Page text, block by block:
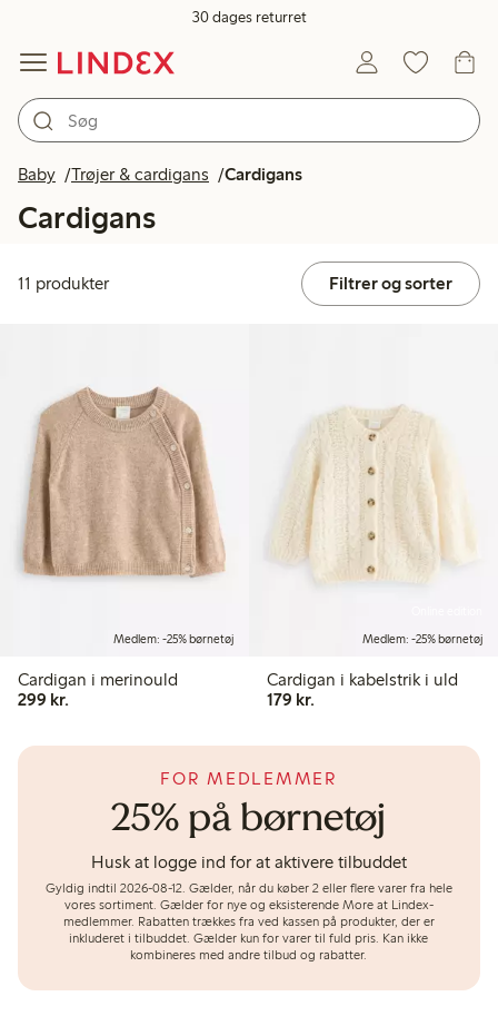
30 dages returret
Baby Trøjer & cardigans Cardigans
Cardigans
11 produkter Filtrer og sorter
Medlem: -25% børnetøj
Cardigan i merinould
299 kr.
Medlem: -25% børnetøj
Cardigan i kabelstrik i uld
179 kr.179,00 kr.
25% på børnetøj
FOR MEDLEMMER
Husk at logge ind for at aktivere tilbuddet
Gyldig indtil 2026-08-12. Gælder, når du køber 2 eller flere varer fra hele
vores sortiment. Gælder for nye og eksisterende More at Lindex-
medlemmer. Rabatten trækkes fra ved kassen på produkter, der er
inkluderet i tilbuddet. Gælder kun for varer til fuld pris. Kan ikke
kombineres med andre tilbud og rabatter.